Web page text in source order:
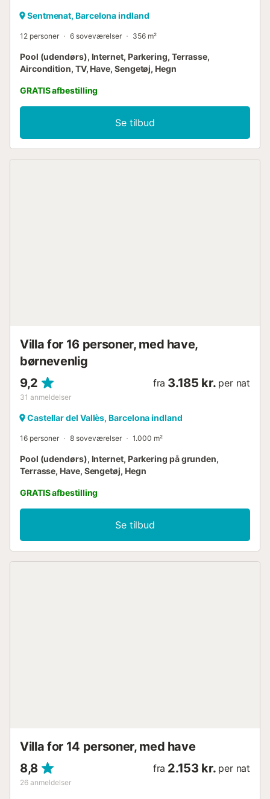
Sentmenat, Barcelona indland
12 personer 6 soveværelser 356 m²
Pool (udendørs), Internet, Parkering, Terrasse,
Aircondition, TV, Have, Sengetøj, Hegn
GRATIS afbestilling
Se tilbud
Villa for 16 personer, med have,
børnevenlig
9,2
31 anmeldelser
fra 3.185 kr. per nat
Castellar del Vallès, Barcelona indland
16 personer 8 soveværelser 1.000 m²
Pool (udendørs), Internet, Parkering på grunden,
Terrasse, Have, Sengetøj, Hegn
GRATIS afbestilling
Se tilbud
Villa for 14 personer, med have
8,8
26 anmeldelser
fra 2.153 kr. per nat